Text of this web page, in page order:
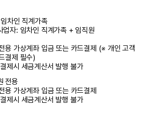
차인 직계가족
업자: 임차인 직계가족 + 임직원
용 가상계좌 입금 또는 카드결제 (※ 개인 고객
결제 필수)
제시 세금계산서 발행 불가
전용
용 가상계좌 입금 또는 카드결제
제시 세금계산서 발행 불가